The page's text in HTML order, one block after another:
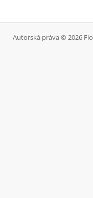
Autorská práva © 2026